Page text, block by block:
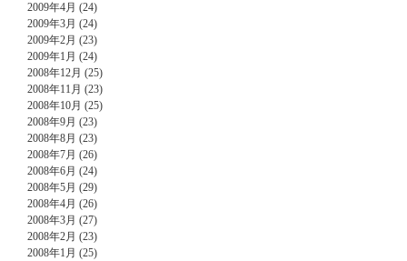
2009年4月 (24)
2009年3月 (24)
2009年2月 (23)
2009年1月 (24)
2008年12月 (25)
2008年11月 (23)
2008年10月 (25)
2008年9月 (23)
2008年8月 (23)
2008年7月 (26)
2008年6月 (24)
2008年5月 (29)
2008年4月 (26)
2008年3月 (27)
2008年2月 (23)
2008年1月 (25)